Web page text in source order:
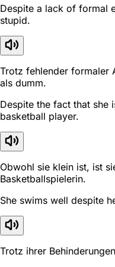
Despite a lack of formal
stupid.
Trotz fehlender formaler
als dumm.
Despite the fact that she
basketball player.
Obwohl sie klein ist, ist
Basketballspielerin.
She swims well despite
Trotz ihrer